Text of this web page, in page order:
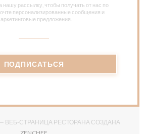
нашу рассылку, чтобы получать от нас по
персонализированные сообщения и
предложения.
ПОДПИСАТЬСЯ
— ВЕБ-СТРАНИЦА РЕСТОРАНА СОЗДАНА